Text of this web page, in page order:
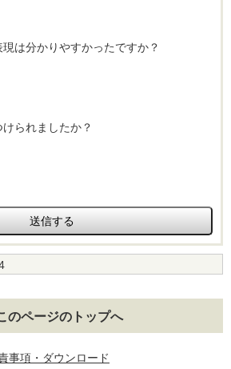
は分かりやすかったですか？
られましたか？
のページのトップへ
事項・ダウンロード